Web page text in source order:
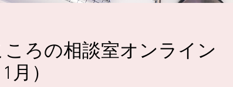
ころの相談室オンライン
月）